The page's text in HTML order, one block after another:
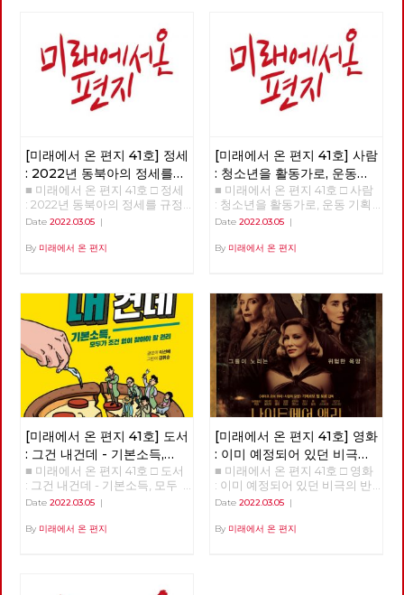
[미래에서 온 편지 41호] 정세
: 2022년 동북아의 정세를
규정하는 네 가지 요인
■ 미래에서 온 편지 41호 □ 정세
: 2022년 동북아의 정세를 규정
하는 네 가지 요인 >>>>>> 업로
Date 2022.03.05 |
By 미래에서 온 편지
[미래에서 온 편지 41호] 사람
: 청소년을 활동가로, 운동
기획자 고유미
■ 미래에서 온 편지 41호 □ 사람
: 청소년을 활동가로, 운동 기획
자 고유미 >>>>>> 업로드 준비
Date 2022.03.05|
By 미래에서 온 편지
[미래에서 온 편지 41호] 도서
: 그건 내건데 - 기본소득,
모두가 차별없이 찾아야 할
권리
■ 미래에서 온 편지 41호 □ 도서
: 그건 내건데 - 기본소득, 모두
가 차별없이 찾아야 할 권리
Date 2022.03.05 |
By 미래에서 온 편지
[미래에서 온 편지 41호] 영화
: 이미 예정되어 있던 비극의
반복 – 나이트메어 앨리
■ 미래에서 온 편지 41호 □ 영화
: 이미 예정되어 있던 비극의 반
복 – 나이트메어 앨리 >>>>>>
Date 2022.03.05|
By 미래에서 온 편지